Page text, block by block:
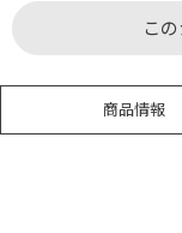
こ
商品情報